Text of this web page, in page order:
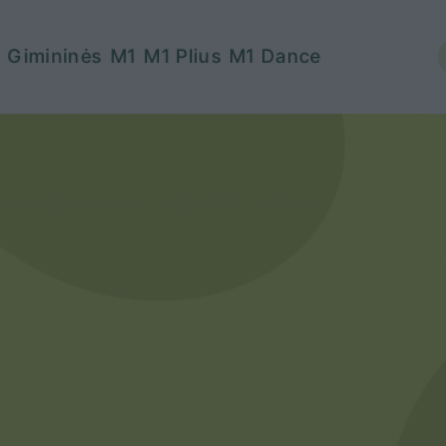
Gimininės M1 M1 Plius M1 Dance